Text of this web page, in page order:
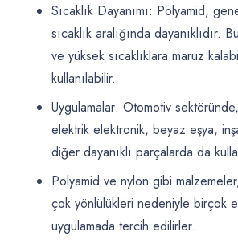
Sıcaklık Dayanımı: Polyamid,
sıcaklık aralığında dayanıklıdır.
ve yüksek sıcaklıklara maruz
kullanılabilir.
Uygulamalar: Otomotiv
elektrik elektronik, beyaz eşya,
diğer dayanıklı parçalarda da
Polyamid ve nylon gibi
çok yönlülükleri nedeniyle birçok
uygulamada tercih edilirler.